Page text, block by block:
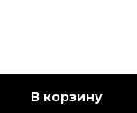
В корзину